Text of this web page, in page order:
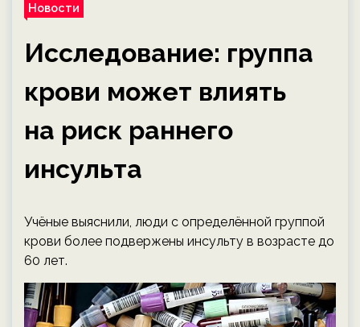
Новости
Исследование: группа
крови может влиять
на риск раннего
инсульта
Учёные выяснили, люди с определённой группой
крови более подвержены инсульту в возрасте до
60 лет.